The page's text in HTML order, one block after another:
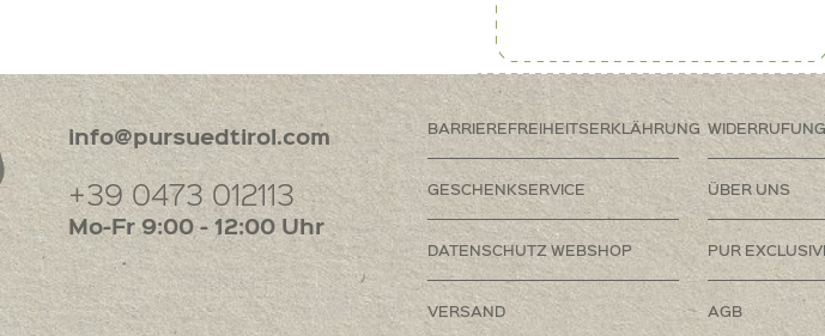
info@pursuedtirol.com
+39 0473 012113
Mo-Fr 9:00 - 12:00 Uhr
BARRIEREFREIHEITSERKLÄHRUNG
GESCHENKSERVICE ÜBER UNS
DATENSCHUTZ WEBSHOP PUR
VERSAND AGB